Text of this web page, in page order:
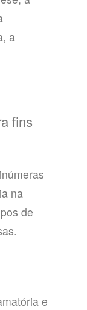
a
fins
na
de
e